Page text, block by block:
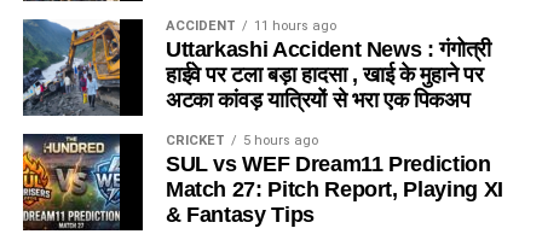
ACCIDENT 11 hours ago
Uttarkashi Accident News : गंगोत्री
हाईवे पर टला बड़ा हादसा , खाई के मुहाने पर
अटका कांवड़ यात्रियों से भरा एक पिकअप
CRICKET 5 hours ago
SUL vs WEF Dream11 Prediction
Match 27: Pitch Report, Playing XI
& Fantasy Tips